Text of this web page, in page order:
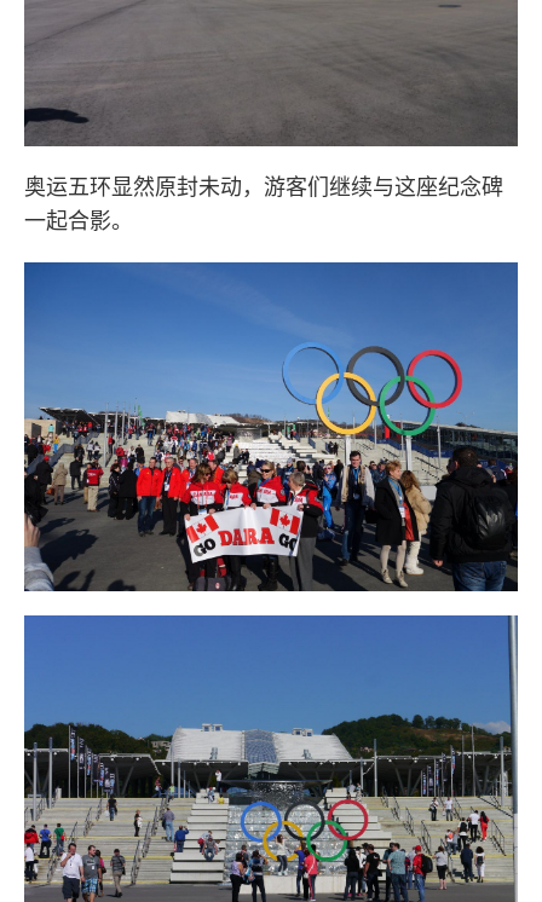
奥运五环显然原封未动，游客们继续与这座纪念碑
一起合影。